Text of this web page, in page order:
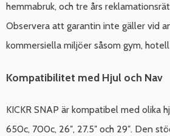
hemmabruk, och tre års
Observera att garantin inte gäller vid
kommersiella miljöer såsom gym,
Kompatibilitet med Hjul och Nav
KICKR SNAP är kompatibel med olika
650c, 700c, 26″, 27.5″ och 29″. Den